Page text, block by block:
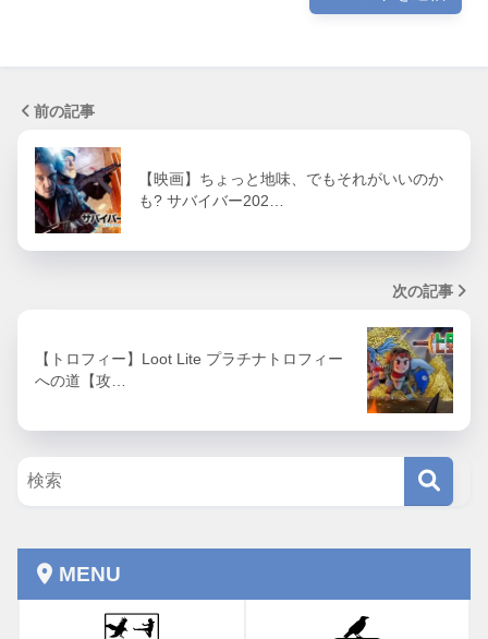
前の記事
【映画】ちょっと地味、でもそれがいいのか
も? サバイバー202…
次の記事
【トロフィー】Loot Lite プラチナトロフィー
への道【攻…
MENU